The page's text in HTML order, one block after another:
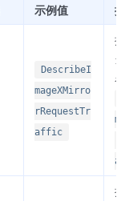
示例值 描
DescribeI
mageXMirro
rRequestTr
affic
接
名
接